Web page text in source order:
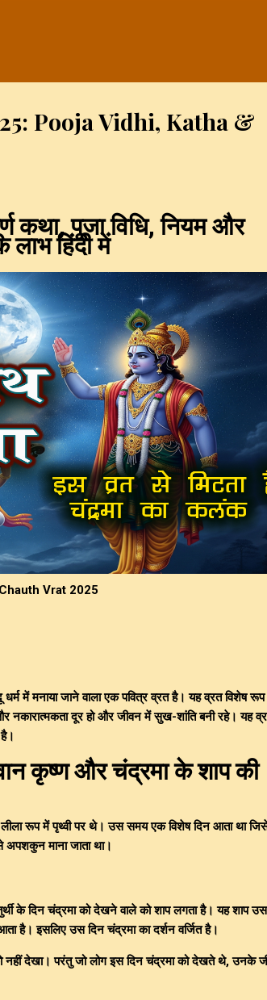
Pooja Vidhi, Katha &
कथा, पूजा विधि, नियम और
हिंदी में
Vrat 2025
में मनाया जाने वाला एक पवित्र व्रत है। यह व्रत विशेष
नकारात्मकता दूर हो और जीवन में सुख-शांति बनी रहे। यह
कृष्ण और चंद्रमा के शाप की
रूप में पृथ्वी पर थे। उस समय एक विशेष दिन आता था
माना जाता था।
के दिन चंद्रमा को देखने वाले को शाप लगता है। यह शाप उस
इसलिए उस दिन चंद्रमा का दर्शन वर्जित है।
देखा। परंतु जो लोग इस दिन चंद्रमा को देखते थे, उनके